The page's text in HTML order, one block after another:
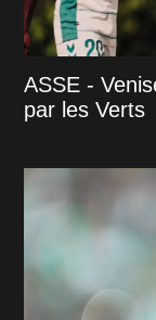
ASSE -
par les Verts